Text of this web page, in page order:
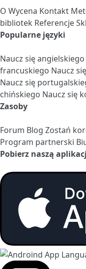
O Wycena Kontakt
bibliotek Referencje
Popularne języki
Naucz się angielskiego
francuskiego Naucz
Naucz się
chińskiego Naucz się
Zasoby
Forum Blog Zostań
Program partnerski
Pobierz naszą